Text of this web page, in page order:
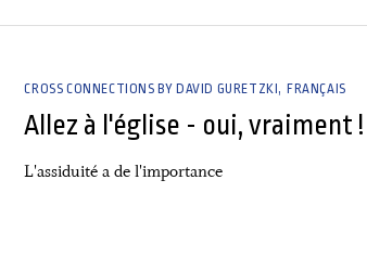
CROSS CONNECTIONS BY DAVID GURETZKI FRANÇAIS
Allez à l'église - oui, vraiment !
L'assiduité a de l'importance